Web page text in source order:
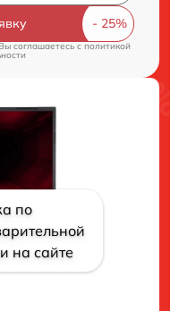
соглашаетесь cполитикой
по
на сайте